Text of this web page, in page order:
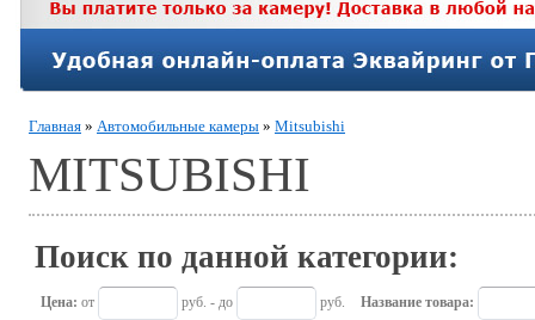
Главная » Автомобильные камеры » Mitsubishi
MITSUBISHI
Поиск по данной категории:
Цена: от руб. - до руб. Название товара: